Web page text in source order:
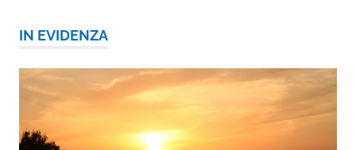
IN EVIDENZA